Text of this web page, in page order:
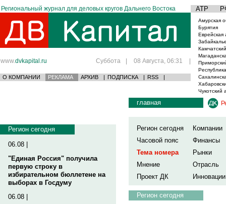
Региональный журнал для деловых кругов Дальнего Востока АТР
www.dvkapital.ru Суббота | 08 Августа, 06:31 |
О КОМПАНИИ РЕКЛАМА АРХИВ | ПОДПИСКА | RSS |
Амурская
Бурятия
Еврейская
Чукотский
Регион сегодня
06.08 |
"Единая Россия" получила
первую строку в
избирательном бюллетене на
выборах в Госдуму
06.08 |
главная
Регион сегодня
Компании
Часовой пояс
Финансы
Тема номера
Рынки
Мнение
Отрасль
Проект ДК
Инновации
Регион сегодня